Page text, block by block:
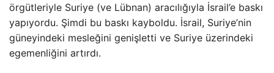
örgütleriyle Suriye (ve Lübnan) aracılığıyla İsrail’e baskı
yapıyordu. Şimdi bu baskı kayboldu. İsrail, Suriye’nin
güneyindeki mesleğini genişletti ve Suriye üzerindeki
egemenliğini artırdı.